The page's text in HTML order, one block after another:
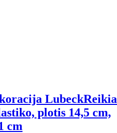
LubeckReikia
plotis 14,5 cm,
cm